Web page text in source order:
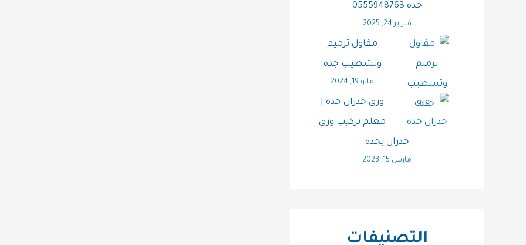
جده 0555948763
فبراير 24, 2025
مقاول ترميم
وتشطيب جده
مايو 19, 2024
ورق جدران جده |
معلم تركيب ورق
جدران بجده
مارس 15, 2023
التصنيفات